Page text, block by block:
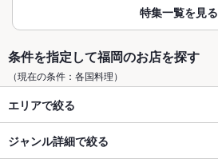
特集一覧を見る
条件を指定して福岡のお店を探す
（現在の条件：各国料理）
エリアで絞る
ジャンル詳細で絞る